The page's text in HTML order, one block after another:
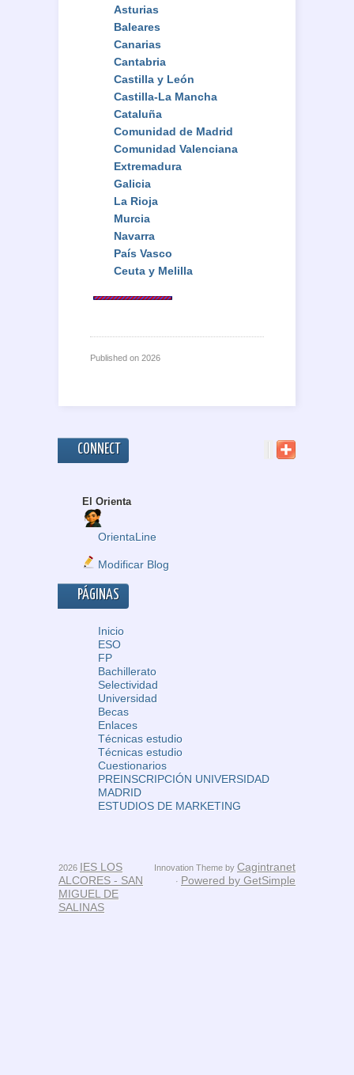
Asturias
Baleares
Canarias
Cantabria
Castilla y León
Castilla-La Mancha
Cataluña
Comunidad de Madrid
Comunidad Valenciana
Extremadura
Galicia
La Rioja
Murcia
Navarra
País Vasco
Ceuta y Melilla
Published on 2026
CONNECT
El Orienta
OrientaLine
Modificar Blog
PÁGINAS
Inicio
ESO
FP
Bachillerato
Selectividad
Universidad
Becas
Enlaces
Técnicas estudio
Técnicas estudio
Cuestionarios
PREINSCRIPCIÓN UNIVERSIDAD
MADRID
ESTUDIOS DE MARKETING
2026 IES LOS
ALCORES - SAN
MIGUEL DE
SALINAS
Innovation Theme by Cagintranet
· Powered by GetSimple